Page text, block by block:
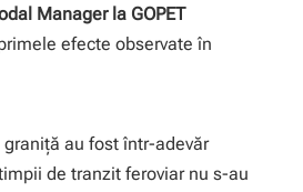
Manager la GOPET
efecte observate în
graniță au fost într-adevăr
de tranzit feroviar nu s-au